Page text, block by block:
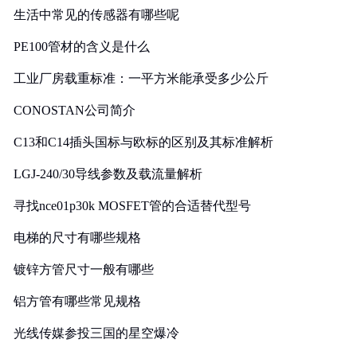
生活中常见的传感器有哪些呢
PE100管材的含义是什么
工业厂房载重标准：一平方米能承受多少公斤
CONOSTAN公司简介
C13和C14插头国标与欧标的区别及其标准解析
LGJ-240/30导线参数及载流量解析
寻找nce01p30k MOSFET管的合适替代型号
电梯的尺寸有哪些规格
镀锌方管尺寸一般有哪些
铝方管有哪些常见规格
光线传媒参投三国的星空爆冷